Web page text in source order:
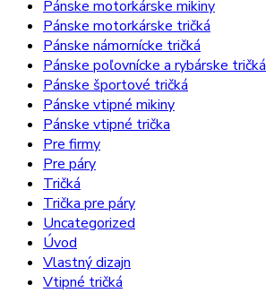
Pánske motorkárske mikiny
Pánske motorkárske tričká
Pánske námornícke tričká
Pánske poľovnícke a rybárske tričká
Pánske športové tričká
Pánske vtipné mikiny
Pánske vtipné trička
Pre firmy
Pre páry
Tričká
Trička pre páry
Uncategorized
Úvod
Vlastný dizajn
Vtipné tričká